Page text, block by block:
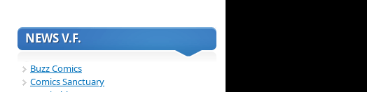
NEWS V.F.
Buzz Comics
Comics Sanctuary